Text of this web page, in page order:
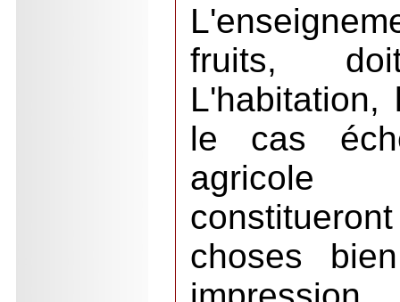
fruits,
le cas
agricole
choses